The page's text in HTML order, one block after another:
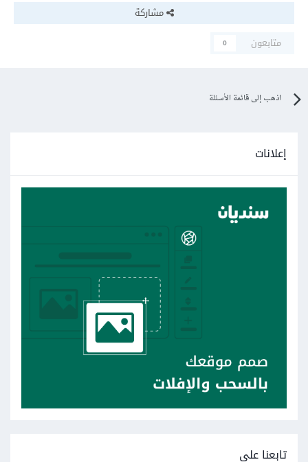
مشاركة
متابعون
0
اذهب إلى قائمة الأسئلة
إعلانات
تابعنا على